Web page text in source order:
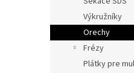
Výkružníky
Orechy
Frézy
Plátky pre